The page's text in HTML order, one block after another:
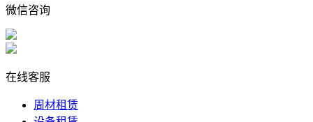
微信咨询
在线客服
周材租赁